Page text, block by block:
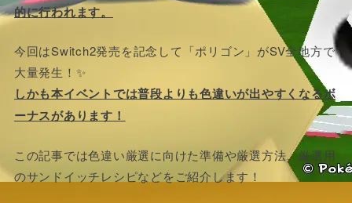
的に行われます。
今回はSwitch2発売を記念して「ポリゴン」がSV全地方で
大量発生！✨
しかも本イベントでは普段よりも色違いが出やすくなるボ
ーナスがあります！
この記事では色違い厳選に向けた準備や厳選方法、厳選用
のサンドイッチレシピなどをご紹介します！